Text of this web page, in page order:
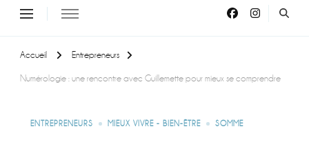
Accueil Entrepreneurs
Numérologie : une rencontre avec Guillemette pour mieux se comprendre
ENTREPRENEURS MIEUX VIVRE - BIEN-ÊTRE SOMME